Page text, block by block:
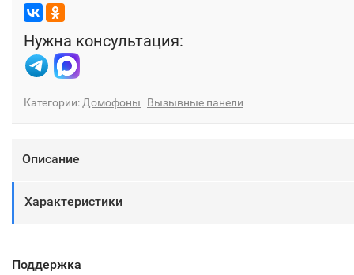
Нужна консультация:
Категории: Домофоны Вызывные панели
Описание
Характеристики
Поддержка